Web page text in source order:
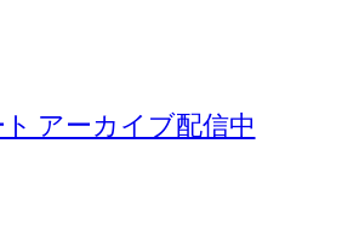
アーカイブ配信中